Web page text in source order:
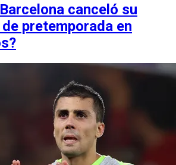
canceló su
pretemporada en